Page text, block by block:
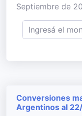
Septiembre de
Conversiones
Argentinos al